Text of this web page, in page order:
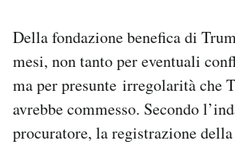
Della fondazione benefica di
mesi, non tanto per eventuali
ma per presunte irregolarità che
avrebbe commesso. Secondo
procuratore, la registrazione